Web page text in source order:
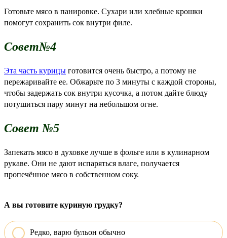
Готовьте мясо в панировке. Сухари или хлебные крошки
помогут сохранить сок внутри филе.
Совет№4
Эта часть курицы готовится очень быстро, а потому не
пережаривайте ее. Обжарьте по 3 минуты с каждой стороны,
чтобы задержать сок внутри кусочка, а потом дайте блюду
потушиться пару минут на небольшом огне.
Совет №5
Запекать мясо в духовке лучше в фольге или в кулинарном
рукаве. Они не дают испаряться влаге, получается
пропечённое мясо в собственном соку.
А вы готовите куриную грудку?
Редко, варю бульон обычно